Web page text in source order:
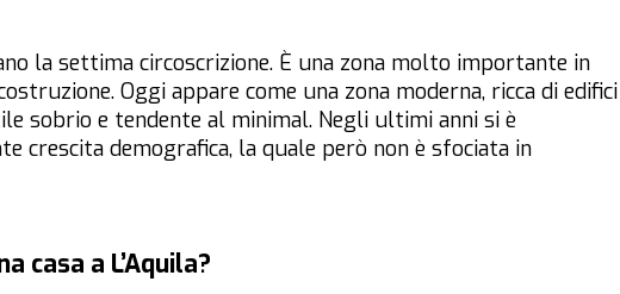
la settima circoscrizione. È una zona molto importante in
Oggi appare come una zona moderna, ricca di edifici
sobrio e tendente al minimal. Negli ultimi anni si è
crescita demografica, la quale però non è sfociata in
casa a L’Aquila?